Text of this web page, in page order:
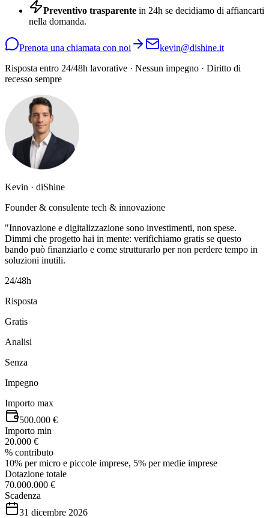
Preventivo trasparente in 24h se decidiamo di affiancarti
nella domanda.
Prenota una chiamata con noi
kevin@dishine.it
Risposta entro 24/48h lavorative · Nessun impegno · Diritto di
recesso sempre
Kevin · diShine
Founder & consulente tech & innovazione
"Innovazione e digitalizzazione sono investimenti, non spese.
Dimmi che progetto hai in mente: verifichiamo gratis se questo
bando può finanziarlo e come strutturarlo per non perdere tempo in
soluzioni inutili.
24/48h
Risposta
Gratis
Analisi
Senza
Impegno
Importo max
500.000 €
Importo min
20.000 €
% contributo
10% per micro e piccole imprese, 5% per medie imprese
Dotazione totale
70.000.000 €
Scadenza
31 dicembre 2026